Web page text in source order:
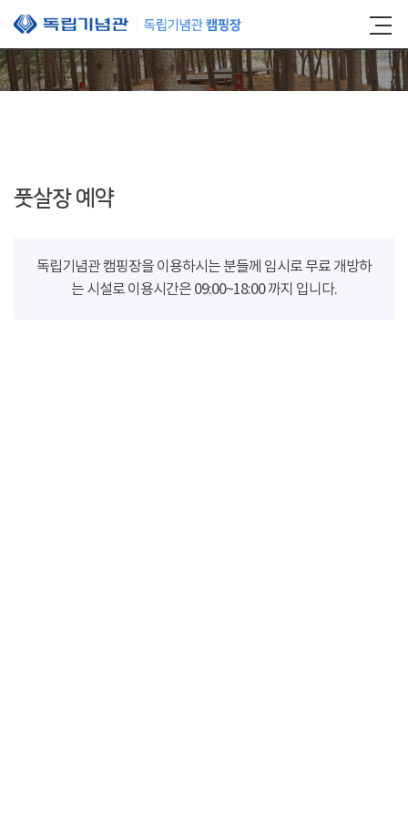
본문 바로가기
풋살장 예약
독립기념관 캠핑장을 이용하시는 분들께 임시로 무료 개방하
는 시설로 이용시간은 09:00~18:00 까지 입니다.